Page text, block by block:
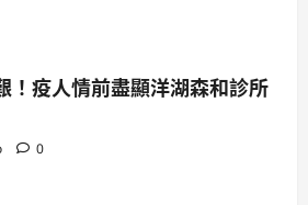
！疫人情前盡顯洋湖森和診所
0